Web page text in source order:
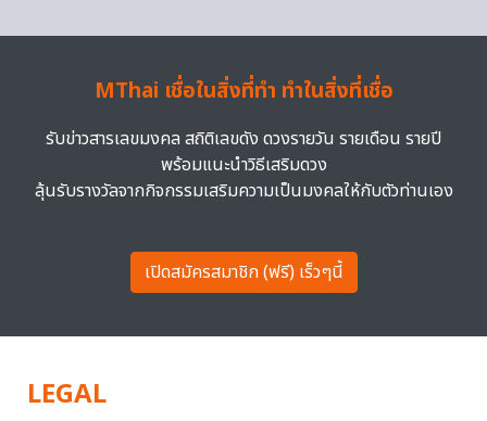
MThai เชื่อในสิ่งที่ทำ ทำในสิ่งที่เชื่อ
รับข่าวสารเลขมงคล สถิติเลขดัง ดวงรายวัน รายเดือน รายปี
พร้อมแนะนำวิธีเสริมดวง
ลุ้นรับรางวัลจากกิจกรรมเสริมความเป็นมงคลให้กับตัวท่านเอง
เปิดสมัครสมาชิก (ฟรี) เร็วๆนี้
LEGAL